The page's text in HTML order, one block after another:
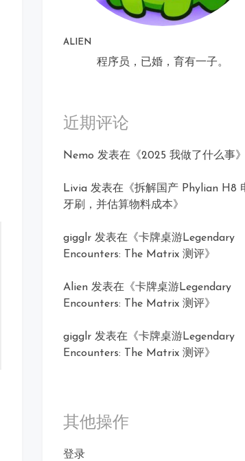
ALIEN
程序员，已婚，育有一子。
近期评论
Nemo 发表在《2025 我做了什么事》
Livia 发表在《拆解国产 Phylian H8
牙刷，并估算物料成本》
gigglr 发表在《卡牌桌游Legendary
Encounters: The Matrix 测评》
Alien 发表在《卡牌桌游Legendary
Encounters: The Matrix 测评》
gigglr 发表在《卡牌桌游Legendary
Encounters: The Matrix 测评》
其他操作
登录